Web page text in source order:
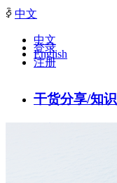
ꀅ 中文
中文
English
登录
注册
干货分享/知识